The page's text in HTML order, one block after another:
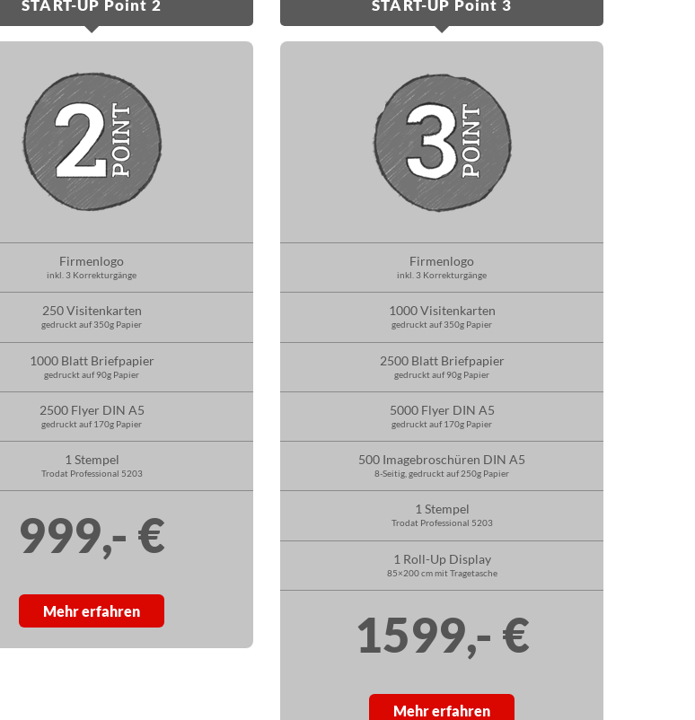
START-UP Point 2
Firmenlogo
inkl. 3 Korrekturgänge
250 Visitenkarten
gedruckt auf 350g Papier
1000 Blatt Briefpapier
gedruckt auf 90g Papier
2500 Flyer DIN A5
gedruckt auf 170g Papier
1 Stempel
Trodat Professional 5203
999,- €
Mehr erfahren
START-UP Point 3
Firmenlogo
inkl. 3 Korrekturgänge
1000 Visitenkarten
gedruckt auf 350g Papier
2500 Blatt Briefpapier
gedruckt auf 90g Papier
5000 Flyer DIN A5
gedruckt auf 170g Papier
500 Imagebroschüren DIN A5
8-Seitig, gedruckt auf 250g Papier
1 Stempel
Trodat Professional 5203
1 Roll-Up Display
85×200 cm mit Tragetasche
1599,- €
Mehr erfahren